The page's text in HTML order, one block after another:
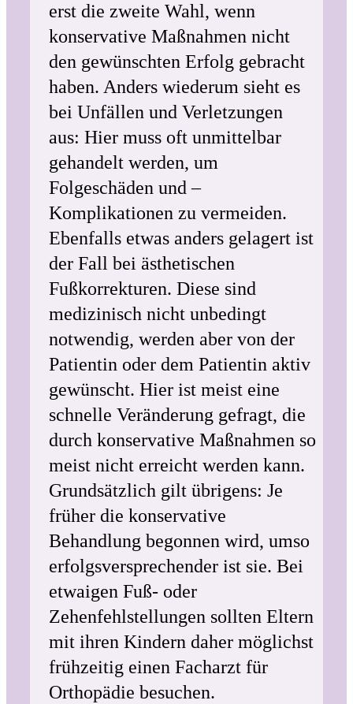
erst die zweite Wahl, wenn
konservative Maßnahmen nicht
den gewünschten Erfolg gebracht
haben. Anders wiederum sieht es
bei Unfällen und Verletzungen
aus: Hier muss oft unmittelbar
gehandelt werden, um
Folgeschäden und –
Komplikationen zu vermeiden.
Ebenfalls etwas anders gelagert ist
der Fall bei ästhetischen
Fußkorrekturen. Diese sind
medizinisch nicht unbedingt
notwendig, werden aber von der
Patientin oder dem Patientin aktiv
gewünscht. Hier ist meist eine
schnelle Veränderung gefragt, die
durch konservative Maßnahmen so
meist nicht erreicht werden kann.
Grundsätzlich gilt übrigens: Je
früher die konservative
Behandlung begonnen wird, umso
erfolgsversprechender ist sie. Bei
etwaigen Fuß- oder
Zehenfehlstellungen sollten Eltern
mit ihren Kindern daher möglichst
frühzeitig einen Facharzt für
Orthopädie besuchen.